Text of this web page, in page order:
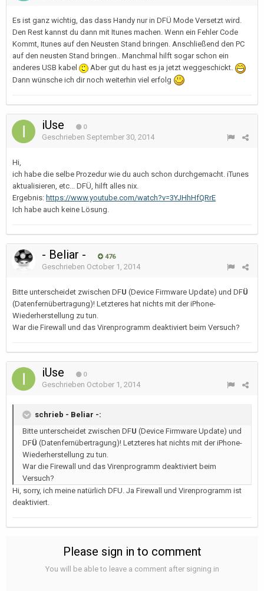
Es ist ganz wichtig, das dass Handy nur in DFÜ Mode Versetzt wird.
Den Rest kannst du dann mit Itunes machen. Wenn ein Fehler Code
Kommt, Itunes auf den Neusten Stand bringen. Anschließend den PC
auf den neusten Stand bringen.. Manchmal hilft sogar schon ein
anderes USB kabel
Aber gut du hast es ja jetzt weggeschickt.
Dann wünsche ich dir noch weiterhin viel erfolg
iUse 0
Geschrieben September 30, 2014
Hi,
ich habe die selbe Prozedur wie du auch schon durchgemacht. iTunes
aktualisieren, etc... DFÜ, hilft alles nix.
Ergebnis: https://www.youtube.com/watch?v=3YJHhHfQRrE
Ich habe auch keine Lösung.
- Beliar - 476
Geschrieben October 1, 2014
Bitte unterscheidet zwischen DFU (Device Firmware Update) und DFÜ
(Datenfernübertragung)! Letzteres hat nichts mit der iPhone-
Wiederherstellung zu tun.
War die Firewall und das Virenprogramm deaktiviert beim Versuch?
iUse 0
Geschrieben October 1, 2014
schrieb - Beliar -:
Bitte unterscheidet zwischen DFU (Device Firmware Update) und
DFÜ (Datenfernübertragung)! Letzteres hat nichts mit der iPhone-
Wiederherstellung zu tun.
War die Firewall und das Virenprogramm deaktiviert beim
Versuch?
Hi, sorry, ich meine natürlich DFU. Ja Firewall und Virenprogramm ist
deaktiviert.
Please sign in to comment
You will be able to leave a comment after signing in